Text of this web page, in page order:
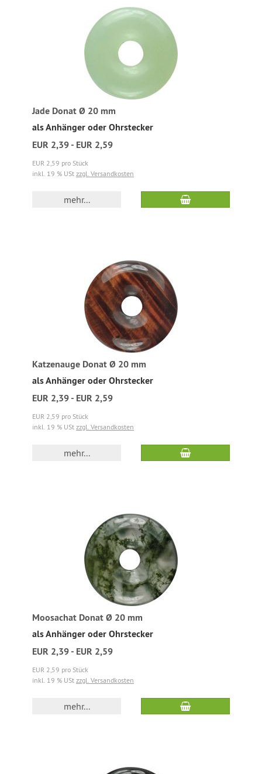
Jade Donat Ø 20 mm
als Anhänger oder Ohrstecker
EUR 2,39 - EUR 2,59
EUR 2,59 pro Stück
inkl. 19 % USt zzgl. Versandkosten
mehr...
Katzenauge Donat Ø 20 mm
als Anhänger oder Ohrstecker
EUR 2,39 - EUR 2,59
EUR 2,59 pro Stück
inkl. 19 % USt zzgl. Versandkosten
mehr...
Moosachat Donat Ø 20 mm
als Anhänger oder Ohrstecker
EUR 2,39 - EUR 2,59
EUR 2,59 pro Stück
inkl. 19 % USt zzgl. Versandkosten
mehr...